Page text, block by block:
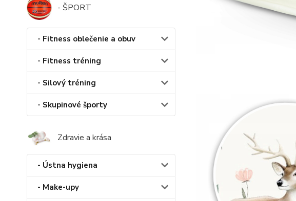
- ŠPORT
- Fitness oblečenie a obuv
- Fitness tréning
- Silový tréning
- Skupinové športy
Zdravie a krása
- Ústna hygiena
- Make-upy